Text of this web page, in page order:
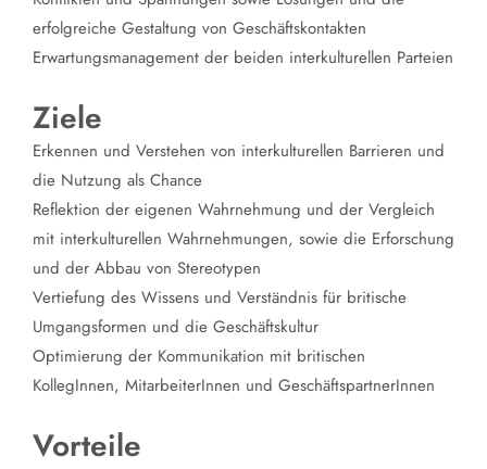
erfolgreiche Gestaltung von Geschäftskontakten
Erwartungsmanagement der beiden interkulturellen Parteien
Ziele
Erkennen und Verstehen von interkulturellen Barrieren und
die Nutzung als Chance
Reflektion der eigenen Wahrnehmung und der Vergleich
mit interkulturellen Wahrnehmungen, sowie die Erforschung
und der Abbau von Stereotypen
Vertiefung des Wissens und Verständnis für britische
Umgangsformen und die Geschäftskultur
Optimierung der Kommunikation mit britischen
KollegInnen, MitarbeiterInnen und GeschäftspartnerInnen
Vorteile